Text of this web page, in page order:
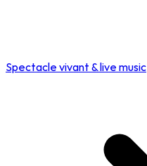
Spectacle vivant & live music